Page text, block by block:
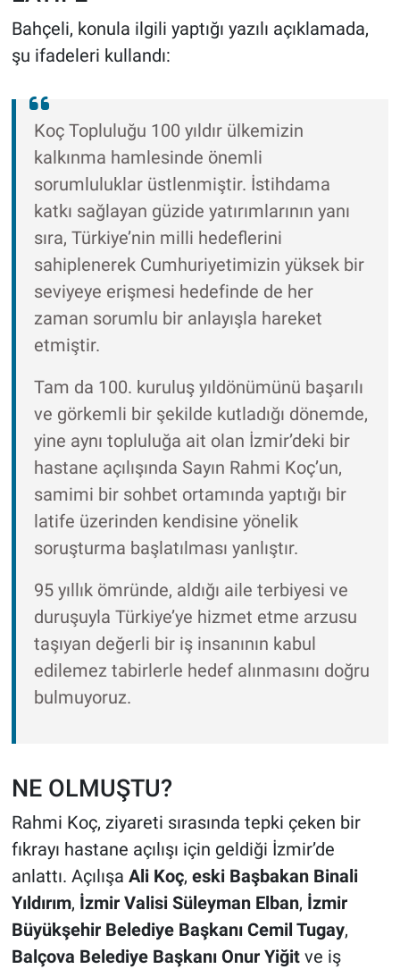
Bahçeli, konula ilgili yaptığı yazılı açıklamada,
şu ifadeleri kullandı:
Koç Topluluğu 100 yıldır ülkemizin
kalkınma hamlesinde önemli
sorumluluklar üstlenmiştir. İstihdama
katkı sağlayan güzide yatırımlarının yanı
sıra, Türkiye’nin milli hedeflerini
sahiplenerek Cumhuriyetimizin yüksek bir
seviyeye erişmesi hedefinde de her
zaman sorumlu bir anlayışla hareket
etmiştir.
Tam da 100. kuruluş yıldönümünü başarılı
ve görkemli bir şekilde kutladığı dönemde,
yine aynı topluluğa ait olan İzmir’deki bir
hastane açılışında Sayın Rahmi Koç’un,
samimi bir sohbet ortamında yaptığı bir
latife üzerinden kendisine yönelik
soruşturma başlatılması yanlıştır.
95 yıllık ömründe, aldığı aile terbiyesi ve
duruşuyla Türkiye’ye hizmet etme arzusu
taşıyan değerli bir iş insanının kabul
edilemez tabirlerle hedef alınmasını doğru
bulmuyoruz.
NE OLMUŞTU?
Rahmi Koç, ziyareti sırasında tepki çeken bir
fıkrayı hastane açılışı için geldiği İzmir’de
anlattı. Açılışa Ali Koç, eski Başbakan Binali
Yıldırım, İzmir Valisi Süleyman Elban, İzmir
Büyükşehir Belediye Başkanı Cemil Tugay,
Balçova Belediye Başkanı Onur Yiğit ve iş